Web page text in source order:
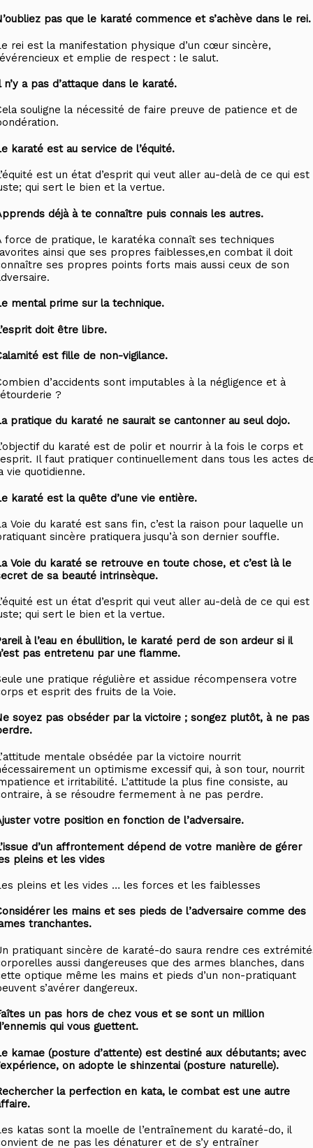
pas que le karaté commence et s’achève dans le rei.
rei est la manifestation physique d’un cœur sincère,
et emplie de respect : le salut.
n’y a pas d’attaque dans le karaté.
souligne la nécessité de faire preuve de patience et de
karaté est au service de l’équité.
est un état d’esprit qui veut aller au-delà de ce qui est
qui sert le bien et la vertue.
déjà à te connaître puis connais les autres.
force de pratique, le karatéka connaît ses techniques
ainsi que ses propres faiblesses,en combat il doit
ses propres points forts mais aussi ceux de son
mental prime sur la technique.
doit être libre.
est fille de non-vigilance.
d’accidents sont imputables à la négligence et à
?
pratique du karaté ne saurait se cantonner au seul dojo.
du karaté est de polir et nourrir à la fois le corps et
Il faut pratiquer continuellement dans tous les actes
vie quotidienne.
karaté est la quête d’une vie entière.
Voie du karaté est sans fin, c’est la raison pour laquelle un
sincère pratiquera jusqu’à son dernier souffle.
Voie du karaté se retrouve en toute chose, et c’est là le
de sa beauté intrinsèque.
est un état d’esprit qui veut aller au-delà de ce qui est
qui sert le bien et la vertue.
à l’eau en ébullition, le karaté perd de son ardeur si il
pas entretenu par une flamme.
une pratique régulière et assidue récompensera votre
et esprit des fruits de la Voie.
soyez pas obséder par la victoire ; songez plutôt, à ne pas
mentale obsédée par la victoire nourrit
un optimisme excessif qui, à son tour, nourrit
et irritabilité. L’attitude la plus fine consiste, au
à se résoudre fermement à ne pas perdre.
votre position en fonction de l’adversaire.
d’un affrontement dépend de votre manière de gérer
pleins et les vides
pleins et les vides … les forces et les faiblesses
les mains et ses pieds de l’adversaire comme des
tranchantes.
pratiquant sincère de karaté-do saura rendre ces
aussi dangereuses que des armes blanches, dans
optique même les mains et pieds d’un non-pratiquant
s’avérer dangereux.
un pas hors de chez vous et se sont un million
qui vous guettent.
kamae (posture d’attente) est destiné aux débutants; avec
on adopte le shinzentai (posture naturelle).
la perfection en kata, le combat est une autre
katas sont la moelle de l’entraînement du karaté-do, il
de ne pas les dénaturer et de s’y entraîner